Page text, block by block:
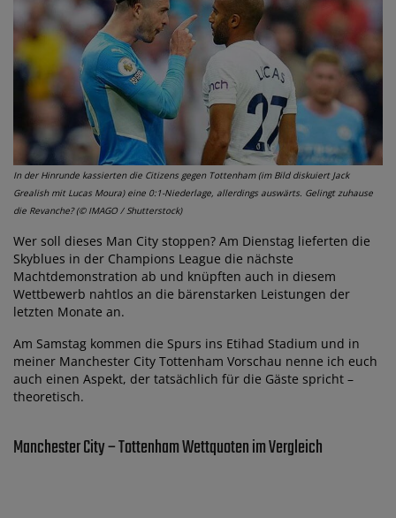
In der Hinrunde kassierten die Citizens gegen Tottenham (im Bild diskuiert Jack
Grealish mit Lucas Moura) eine 0:1-Niederlage, allerdings auswärts. Gelingt zuhause
die Revanche? (© IMAGO / Shutterstock)
Wer soll dieses Man City stoppen? Am Dienstag lieferten die
Skyblues in der Champions League die nächste
Machtdemonstration ab und knüpften auch in diesem
Wettbewerb nahtlos an die bärenstarken Leistungen der
letzten Monate an.
Am Samstag kommen die Spurs ins Etihad Stadium und in
meiner Manchester City Tottenham Vorschau nenne ich euch
auch einen Aspekt, der tatsächlich für die Gäste spricht –
theoretisch.
Manchester City – Tottenham Wettquoten im Vergleich